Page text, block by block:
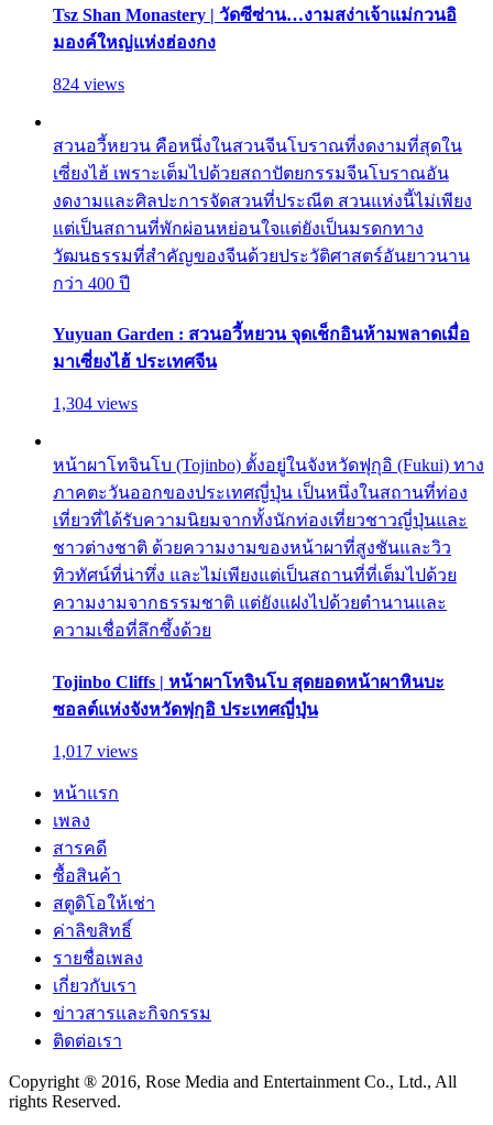
Tsz Shan Monastery | วัดซีซ่าน…งามสง่าเจ้าแม่กวนอิ
มองค์ใหญ่แห่งฮ่องกง
824 views
สวนอวี้หยวน คือหนึ่งในสวนจีนโบราณที่งดงามที่สุดใน
เซี่ยงไฮ้ เพราะเต็มไปด้วยสถาปัตยกรรมจีนโบราณอัน
งดงามและศิลปะการจัดสวนที่ประณีต สวนแห่งนี้ไม่เพียง
แต่เป็นสถานที่พักผ่อนหย่อนใจแต่ยังเป็นมรดกทาง
วัฒนธรรมที่สำคัญของจีนด้วยประวัติศาสตร์อันยาวนาน
กว่า 400 ปี
Yuyuan Garden : สวนอวี้หยวน จุดเช็กอินห้ามพลาดเมื่อ
มาเซี่ยงไฮ้ ประเทศจีน
1,304 views
หน้าผาโทจินโบ (Tojinbo) ตั้งอยู่ในจังหวัดฟุกุอิ (Fukui) ทาง
ภาคตะวันออกของประเทศญี่ปุ่น เป็นหนึ่งในสถานที่ท่อง
เที่ยวที่ได้รับความนิยมจากทั้งนักท่องเที่ยวชาวญี่ปุ่นและ
ชาวต่างชาติ ด้วยความงามของหน้าผาที่สูงชันและวิว
ทิวทัศน์ที่น่าทึ่ง และไม่เพียงแต่เป็นสถานที่ที่เต็มไปด้วย
ความงามจากธรรมชาติ แต่ยังแฝงไปด้วยตำนานและ
ความเชื่อที่ลึกซึ้งด้วย
Tojinbo Cliffs | หน้าผาโทจินโบ สุดยอดหน้าผาหินบะ
ซอลต์แห่งจังหวัดฟุกุอิ ประเทศญี่ปุ่น
1,017 views
หน้าแรก
เพลง
สารคดี
ซื้อสินค้า
สตูดิโอให้เช่า
ค่าลิขสิทธิ์
รายชื่อเพลง
เกี่ยวกับเรา
ข่าวสารและกิจกรรม
ติดต่อเรา
Copyright ® 2016, Rose Media and Entertainment Co., Ltd., All
rights Reserved.